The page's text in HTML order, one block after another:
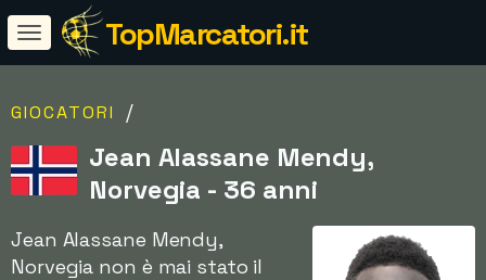
TopMarcatori.it
GIOCATORI /
Jean Alassane Mendy,
Norvegia - 36 anni
Jean Alassane Mendy,
Norvegia non è mai stato il